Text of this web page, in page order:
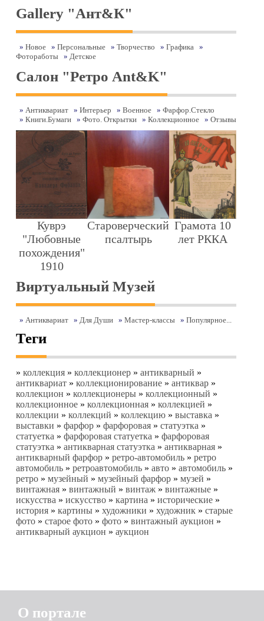
Gallery "Ант&К"
» Новое » Персональные » Творчество » Графика »
Фотоработы » Детское
Салон "Ретро Ant&K"
» Антиквариат » Интерьер » Военное » Фарфор.Стекло
» Книги.Бумаги » Фото. Открытки » Коллекционное » Отзывы
Куврэ
"Любовные
похождения"
1910
Cтароверческий
псалтырь
Грамота 10
лет РККА
Виртуальный Музей
» Антиквариат » Для Души » Мастер-классы » Популярное...
Теги
» коллекция » коллекционер » антикварный »
антиквариат » коллекционирование » антиквар »
коллекцион » коллекционеры » коллекционный »
коллекционное » коллекционная » коллекцией »
коллекции » коллекций » коллекцию » выставка »
выставки » фарфор » фарфоровая » статуэтка »
статуетка » фарфоровая статуетка » фарфоровая
статуэтка » антикварная статуэтка » антикварная »
антикварный фарфор » ретро-автомобиль » ретро
автомобиль » ретроавтомобиль » авто » автомобиль »
ретро » музейный » музейный фарфор » музей »
винтажная » винтажный » винтаж » винтажные »
искусства » искусство » картина » исторические »
история » картины » художники » художник » старые
фото » старое фото » фото » винтажный аукцион »
антикварный аукцион » аукцион
О портале